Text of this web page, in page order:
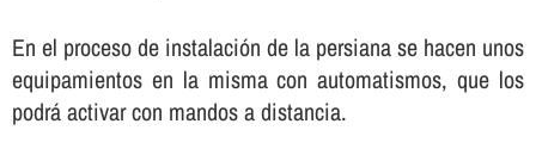
En el proceso de instalación de la persiana se hacen unos
equipamientos en la misma con automatismos, que los
podrá activar con mandos a distancia.